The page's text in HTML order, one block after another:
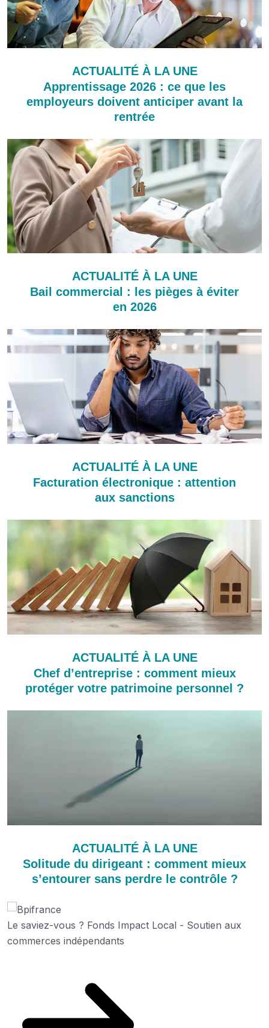
ACTUALITÉ À LA UNE
Apprentissage 2026 : ce que les
employeurs doivent anticiper avant la
rentrée
ACTUALITÉ À LA UNE
Bail commercial : les pièges à éviter
en 2026
ACTUALITÉ À LA UNE
Facturation électronique : attention
aux sanctions
ACTUALITÉ À LA UNE
Chef d’entreprise : comment mieux
protéger votre patrimoine personnel ?
ACTUALITÉ À LA UNE
Solitude du dirigeant : comment mieux
s’entourer sans perdre le contrôle ?
Le saviez-vous ? Fonds Impact Local - Soutien aux
commerces indépendants